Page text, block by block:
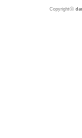
Copyrightⓒ